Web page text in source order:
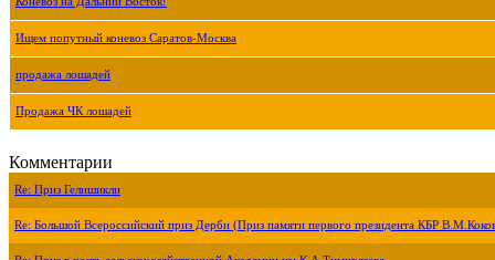
Ищем попутный коневоз Саратов-Москва
продажа лошадей
Продажа ЧК лошадей
Комментарии
Re: Приз Гелишикли
Re: Большой Всероссийский приз Дерби (Приз памяти первого президента КБР